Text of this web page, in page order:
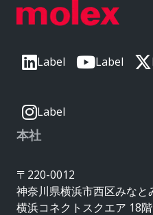
Label Label
Label
本社
〒220-0012
神奈川県横浜市西区みな
横浜コネクトスクエア 18階